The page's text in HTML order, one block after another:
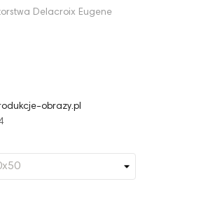
Delacroix Eugene
obrazy.pl